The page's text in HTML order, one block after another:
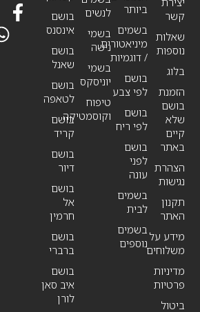
קשר
שאלות
נוספות
בלוג
הזמנת
בושם
שלא
קיים
באתר
הצהרת
נגישות
תקנון
האתר
מידע על
משלוחים
מדיניות
פרטיות
ביטול
לנשים
בשמי
נישה
בשמי
יוניסקס
טיפוח
וקוסמטיקה
ביותר
בשמים
מיניאטורים
/ דוגמיות
בושם
לפי צבע
בושם
לפי ריח
בושם
לפני
עונה
בשמים
לבית
בשמים
נוספים
בושם
אינסנס
בושם
שאנל
בושם
לטאפה
בושם
קריד
בושם
דיור
בושם
אל
חרמין
בושם
ברברי
בושם
איב סאן
לורן